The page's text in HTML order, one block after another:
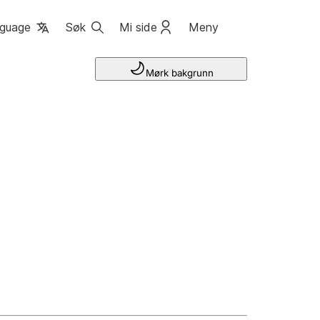
Søk Mi side Meny
Mørk bakgrunn